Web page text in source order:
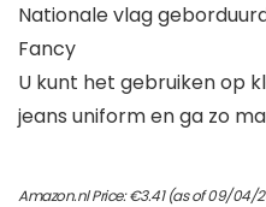
Nationale vlag
Fancy
U kunt het gebruiken op
jeans uniform en ga zo
Amazon.nl Price:€3.41(as of 09/04/